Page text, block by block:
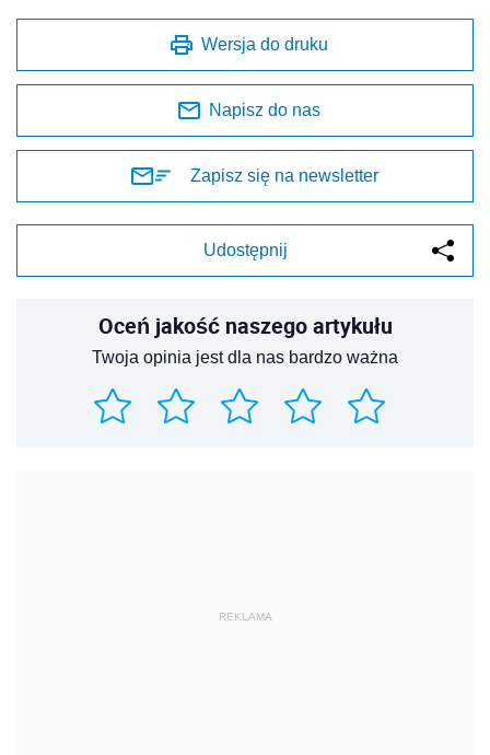
Wersja do druku
Napisz do nas
Zapisz się na newsletter
Udostępnij
Oceń jakość naszego artykułu
Twoja opinia jest dla nas bardzo ważna
REKLAMA